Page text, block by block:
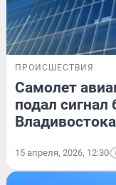
ПРОИСШЕСТВИЯ
Самолет
подал сигнал
Владивостока
15 апреля, 2026, 12:30